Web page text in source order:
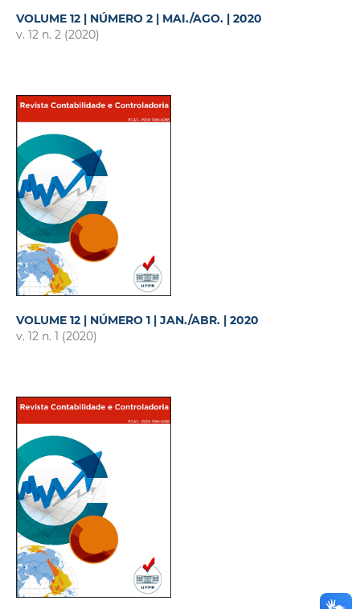
VOLUME 12 | NÚMERO 2 | MAI./AGO. | 2020
v. 12 n. 2 (2020)
VOLUME 12 | NÚMERO 1 | JAN./ABR. | 2020
v. 12 n. 1 (2020)